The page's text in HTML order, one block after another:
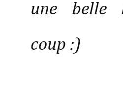
une belle
coup :)